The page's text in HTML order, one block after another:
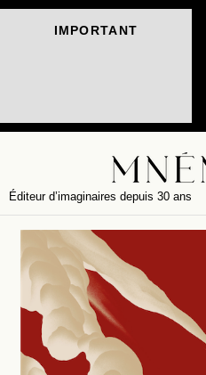
IMPORTANT
Éditeur d’imaginaires depuis 30 ans